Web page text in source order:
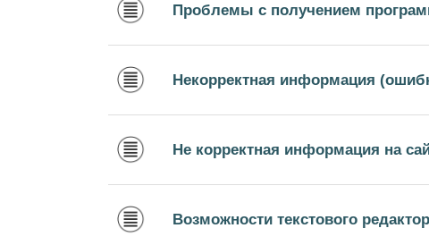
Проблемы с получением
Некорректная информация
Не корректная информация на
Возможности текстового